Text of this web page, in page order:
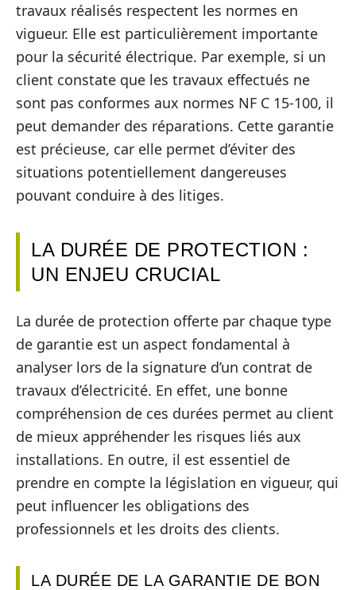
travaux réalisés respectent les normes en
vigueur. Elle est particulièrement importante
pour la sécurité électrique. Par exemple, si un
client constate que les travaux effectués ne
sont pas conformes aux normes NF C 15-100, il
peut demander des réparations. Cette garantie
est précieuse, car elle permet d’éviter des
situations potentiellement dangereuses
pouvant conduire à des litiges.
LA DURÉE DE PROTECTION :
UN ENJEU CRUCIAL
La durée de protection offerte par chaque type
de garantie est un aspect fondamental à
analyser lors de la signature d’un contrat de
travaux d’électricité. En effet, une bonne
compréhension de ces durées permet au client
de mieux appréhender les risques liés aux
installations. En outre, il est essentiel de
prendre en compte la législation en vigueur, qui
peut influencer les obligations des
professionnels et les droits des clients.
LA DURÉE DE LA GARANTIE DE BON